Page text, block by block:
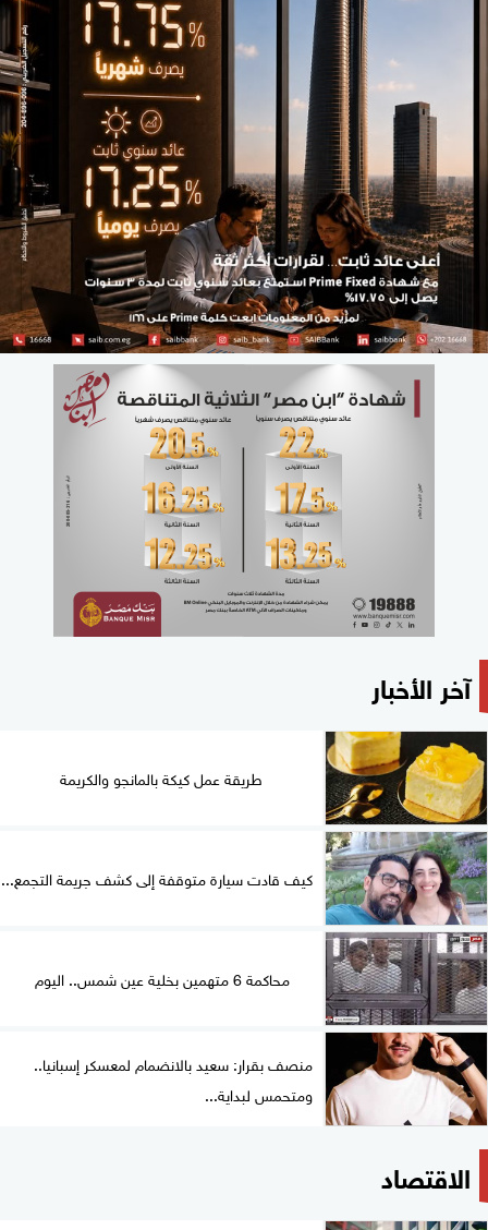
آخر الأخبار
طريقة عمل كيكة بالمانجو والكريمة
كيف قادت سيارة متوقفة إلى كشف جريمة التجمع...
محاكمة 6 متهمين بخلية عين شمس.. اليوم
منصف بقرار: سعيد بالانضمام لمعسكر إسبانيا..
ومتحمس لبداية...
الاقتصاد